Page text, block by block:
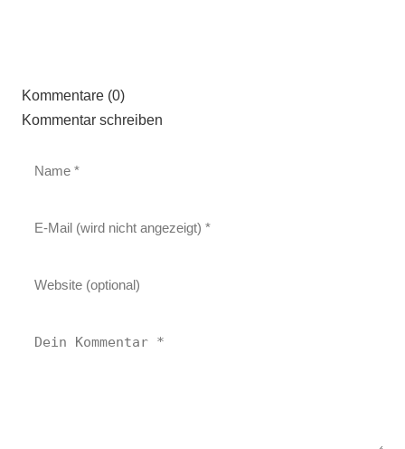
Kommentare (0)
Kommentar schreiben